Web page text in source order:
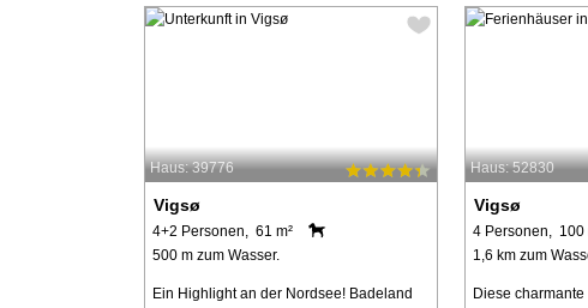
Haus: 39776
Vigsø
4+2 Personen, 61 m²
500 m zum Wasser.
Ein Highlight an der Nordsee! Badeland
Haus: 52830
Vigsø
4 Personen, 100
1,6 km zum
Diese